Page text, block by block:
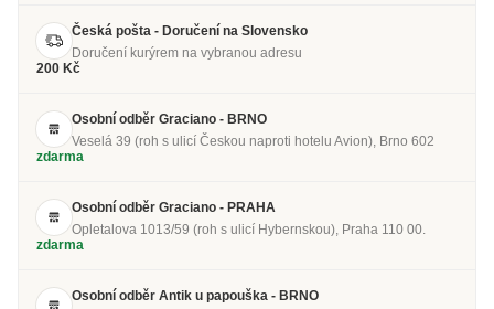
Česká pošta - Doručení na Slovensko
Doručení kurýrem na vybranou adresu
200 Kč
Osobní odběr Graciano - BRNO
Veselá 39 (roh s ulicí Českou naproti hotelu Avion), Brno 602
zdarma
Osobní odběr Graciano - PRAHA
Opletalova 1013/59 (roh s ulicí Hybernskou), Praha 110 00.
zdarma
Osobní odběr Antik u papouška - BRNO